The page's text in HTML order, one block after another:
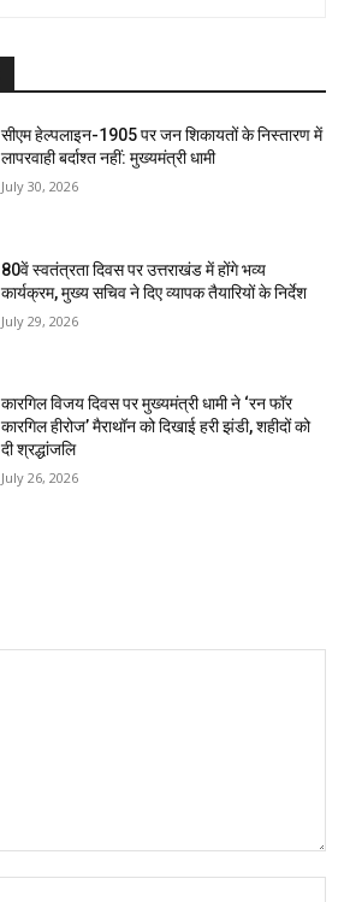
सीएम हेल्पलाइन-1905 पर जन शिकायतों के निस्तारण में
लापरवाही बर्दाश्त नहीं: मुख्यमंत्री धामी
July 30, 2026
80वें स्वतंत्रता दिवस पर उत्तराखंड में होंगे भव्य
कार्यक्रम, मुख्य सचिव ने दिए व्यापक तैयारियों के निर्देश
July 29, 2026
कारगिल विजय दिवस पर मुख्यमंत्री धामी ने ‘रन फॉर
कारगिल हीरोज’ मैराथॉन को दिखाई हरी झंडी, शहीदों को
दी श्रद्धांजलि
July 26, 2026